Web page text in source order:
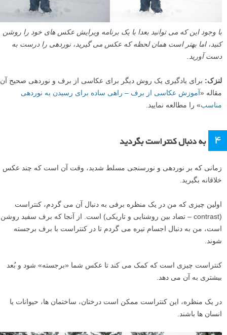
با وجود این که می توانید بعدا با یک برنامه ویرایش عکس های خود را روشن
کنید، اما بهتر است همان لحظه که عکس می گیرید، نوردهی را درست به
دست آورید.
لنزک: برای یادگیری یک روش دیگر برای عکاسی از برف و نوردهی صحیح آن
مقاله «آموزش عکاسی از برف – راهی ساده برای رسیدن به نوردهی
مناسب» را مطالعه نمایید.
۴ به دنبال کنتراست بگردید
زمانی که بر نوردهی و نورسنجی مسلط شدید، وقت آن است که چند عکس
خلاقانه بگیرید.
اولین چیزی که من در یک منظره برفی به دنبال آن می گردم، کنتراست
(contrast – تضاد بین روشنایی و تاریکی) است. از آنجا که برف سفید روشن
است، من به دنبال اجسام تیره می گردم تا در کنتراست با برف برجسته
شوند.
کنتراست چیزی است که کمک می کند تا عکس شما «برجسته» شود و بُعد
بیشتری به آن می دهد.
در یک منظره، این کنتراست ممکن است درختان، ساختمان ها، حیوانات یا
انسان ها باشند.